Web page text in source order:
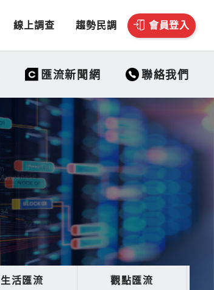
線上調查 趨勢民調 會員登入
匯流新聞網 聯絡我們
生活匯流 觀點匯流